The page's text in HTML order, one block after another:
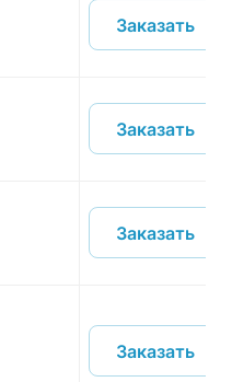
Заказать
Заказать
Заказать
Заказать